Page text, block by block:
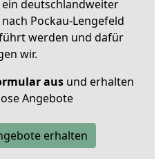
deutschlandweiter
Pockau-Lengefeld
werden und dafür
wir.
ausund erhalten
Angebote
erhalten